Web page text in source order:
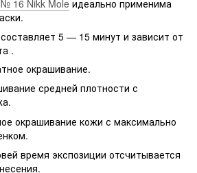
16 Nikk Mole идеально применима
5 — 15 минут и зависит от
.
окрашивание.
средней плотности с
окрашивание кожи с максимально
время экспозиции отсчитывается